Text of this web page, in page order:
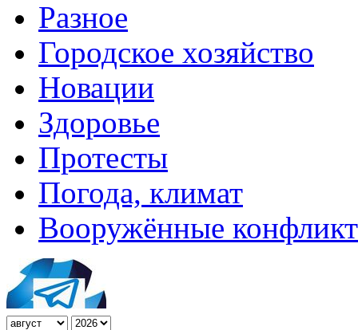
Разное
Городское хозяйство
Новации
Здоровье
Протесты
Погода, климат
Вооружённые